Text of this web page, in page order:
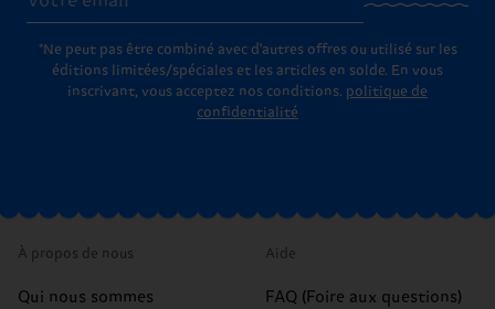
*Ne peut pas être combiné avec d'autres offres ou utilisé sur les
éditions limitées/spéciales et les articles en solde. En vous
inscrivant, vous acceptez nos conditions. politique de
confidentialité
À propos de nous
Qui nous sommes
Aide
FAQ (Foire aux questions)